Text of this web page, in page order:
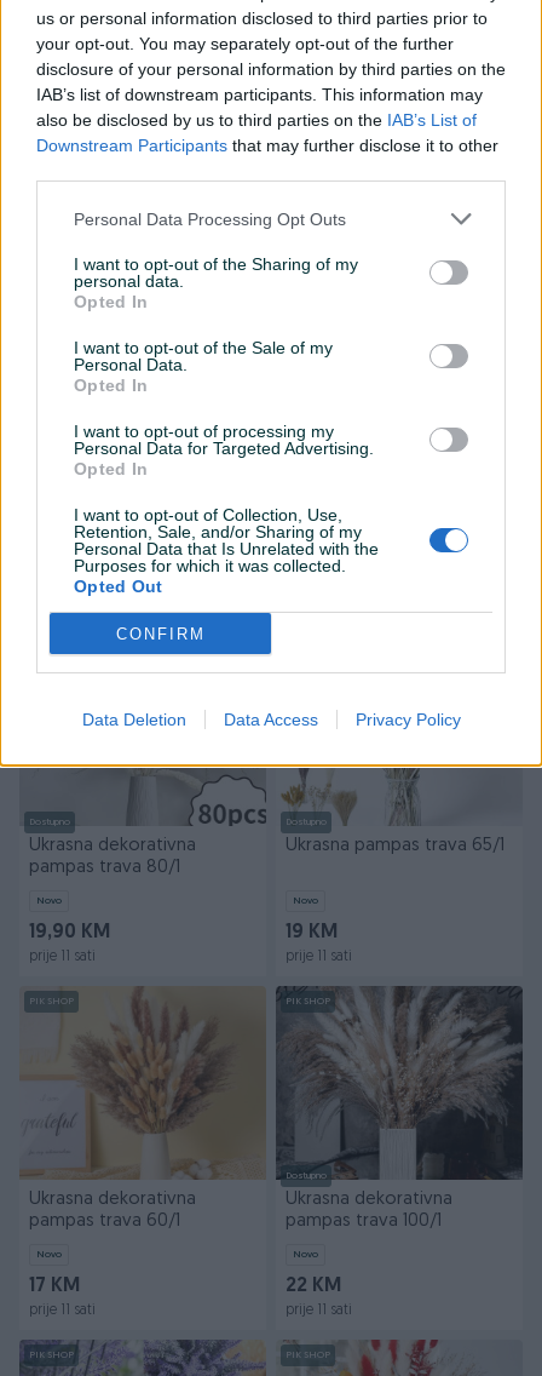
us or personal information disclosed to third parties prior to
your opt-out. You may separately opt-out of the further
disclosure of your personal information by third parties on the
IAB’s list of downstream participants. This information may
also be disclosed by us to third parties on the IAB’s List of
Downstream Participants that may further disclose it to other
Personal Data Processing Opt Outs
I want to opt-out of the Sharing of my
personal data.
Opted In
I want to opt-out of the Sale of my
Personal Data.
Opted In
I want to opt-out of processing my
Personal Data for Targeted Advertising.
Opted In
I want to opt-out of Collection, Use,
Retention, Sale, and/or Sharing of my
Personal Data that Is Unrelated with the
Purposes for which it was collected.
Opted Out
CONFIRM
Data Deletion Data Access Privacy Policy
Izdvojeno
Umjetna vještačka ograda
trava ZELENI ZID dekoracija
1m x 1m
169 KM
Izdvojeno
Umjetna vještačka
dekoracija zelenilo trava
ograda ZELENI ZID
17,50 KM
20 KM
Dostupno
Ukrasna dekorativna
pampas trava 80/1
Novo
19,90 KM
prije 11 sati
Dostupno
Ukrasna pampas trava 65/1
Novo
19 KM
prije 11 sati
PIK SHOP
Ukrasna dekorativna
pampas trava 60/1
Novo
17 KM
prije 11 sati
PIK SHOP
Dostupno
Ukrasna dekorativna
pampas trava 100/1
Novo
22 KM
prije 11 sati
PIK SHOP PIK SHOP